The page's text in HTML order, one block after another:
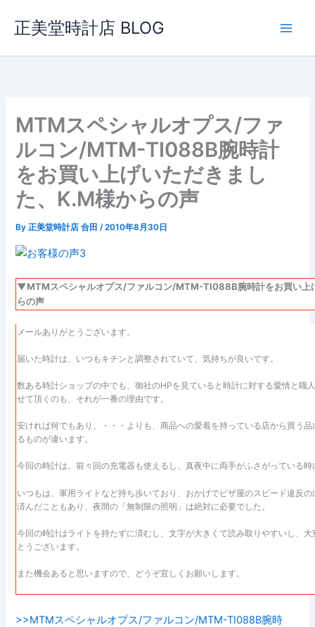
ス
正美堂時計店 BLOG
MTMスペシャルオプス/ファ
ルコン/MTM-TI088B腕時計
をお買い上げいただきまし
た、K.M様からの声
By正美堂時計店 合田/2010年8月30日
▼MTMスペシャルオプス/ファルコン/MTM-TI088B腕時計をお買い上
らの声
メールありがとうございます。
届いた時計は、いつもキチンと調整されていて、気持ちが良いです。
数ある時計ショップの中でも、御社のHPを見ていると時計に対する愛情と職
せて頂くのも、それが一番の理由です。
安ければ何でもあり、・・・よりも、商品への愛着を持っている店から買う
るものが違います。
今回の時計は、前々回の充電器も使えるし、真夜中に両手がふさがっている
いつもは、軍用ライトなど持ち歩いており、おかげでピザ屋のスピード違反
済んだこともあり、夜間の「無制限の照明」は絶対に必要でした。
今回の時計はライトを持たずに済むし、文字が大きくて読み取りやすいし、
とうございます。
また機会あると思いますので、どうぞ宜しくお願いします。
>>MTMスペシャルオプス/ファルコン/MTM-TI088B腕時